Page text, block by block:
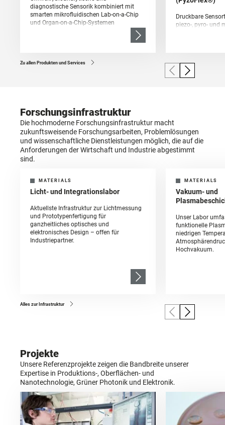
diagnostische Sensorik kombiniert mit
smarten mikrofluidischen Lab-on-a-Chip
und Organ-on-a-Chip-Systemen
Druckbare
piezo-, pyro- und
Zu allen Produkten und Services
Forschungsinfrastruktur
Die hochmoderne Forschungsinfrastruktur macht
zukunftsweisende Forschungsarbeiten, Problemlösungen
und wissenschaftliche Dienstleistungen möglich, die auf die
Anforderungen der Wirtschaft und Industrie abgestimmt
sind.
MATERIALS
Licht- und Integrationslabor
Aktuellste Infrastruktur zur Lichtmessung
und Prototypenfertigung für
ganzheitliches optisches und
elektronisches Design – offen für
Industriepartner.
MATERIALS
Vakuum- und
Unser Labor
funktionelle
niedrigen
Hochvakuum.
Alles zur Infrastruktur
Projekte
Unsere Referenzprojekte zeigen die Bandbreite unserer
Expertise in Produktions-, Oberflächen- und
Nanotechnologie, Grüner Photonik und Elektronik.